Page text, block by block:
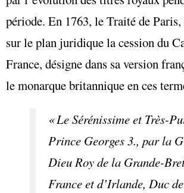
période. En 1763, le Traité de
sur le plan juridique la cession du
France, désigne dans sa version
le monarque britannique en ces
« Le Sérénissime et Très-
Prince Georges 3., par la
Dieu Roy de la Grande-
France et d’Irlande, Duc de